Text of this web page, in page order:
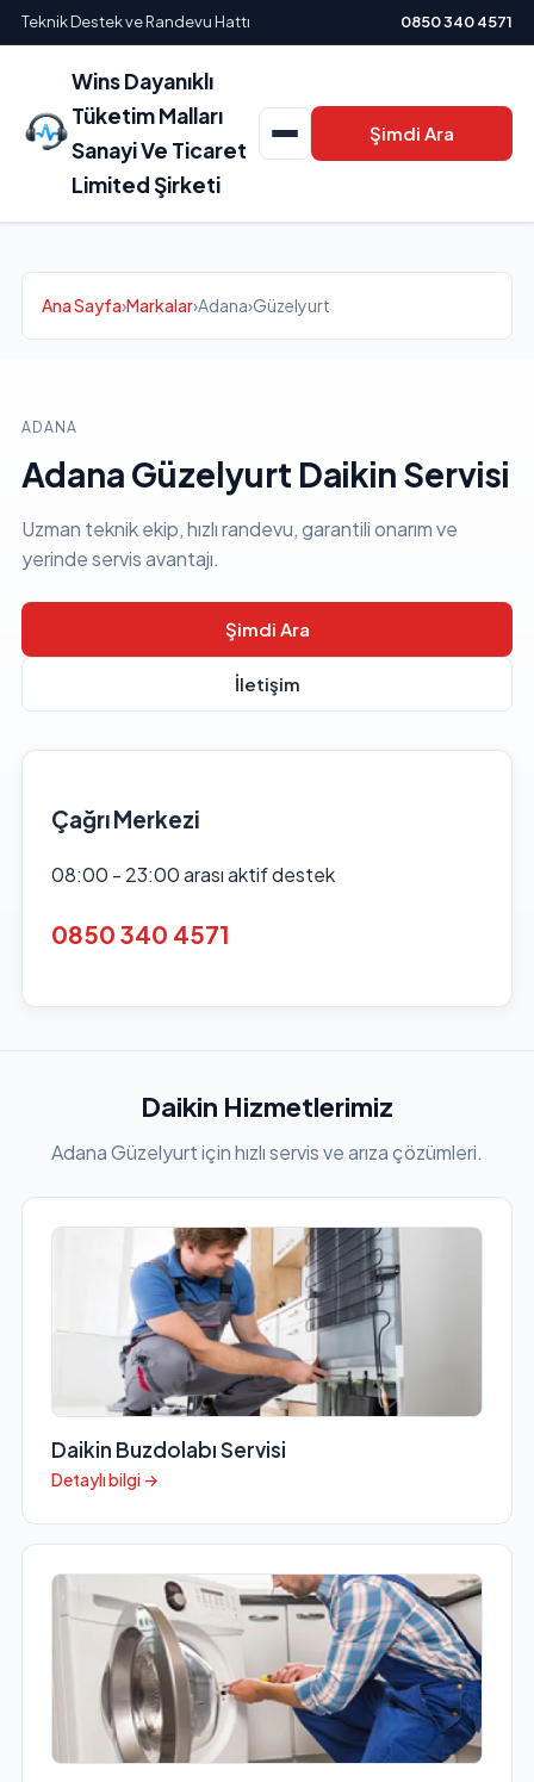
Teknik Destek ve Randevu Hattı 0850 340 4571
Wins Dayanıklı
Tüketim Malları
Sanayi Ve Ticaret
Limited Şirketi
Şimdi Ara
Ana Sayfa›Markalar›Adana›Güzelyurt
ADANA
Adana Güzelyurt Daikin Servisi
Uzman teknik ekip, hızlı randevu, garantili onarım ve
yerinde servis avantajı.
Şimdi Ara
İletişim
Çağrı Merkezi
08:00 - 23:00 arası aktif destek
0850 340 4571
Daikin Hizmetlerimiz
Adana Güzelyurt için hızlı servis ve arıza çözümleri.
Daikin Buzdolabı Servisi
Detaylı bilgi →